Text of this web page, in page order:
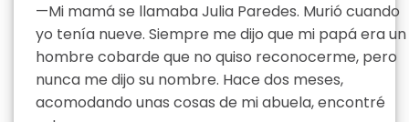
—Mi mamá se llamaba Julia Paredes. Murió cuando
yo tenía nueve. Siempre me dijo que mi papá era un
hombre cobarde que no quiso reconocerme, pero
nunca me dijo su nombre. Hace dos meses,
acomodando unas cosas de mi abuela, encontré